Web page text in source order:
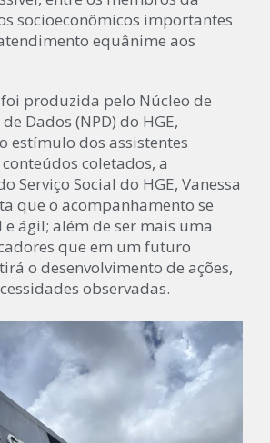
socioeconômicos importantes
equânime aos
produzida pelo Núcleo de
Dados (NPD) do HGE,
estímulo dos assistentes
coletados, a
Serviço Social do HGE, Vanessa
que o acompanhamento se
ágil; além de ser mais uma
que em um futuro
o desenvolvimento de ações,
observadas.